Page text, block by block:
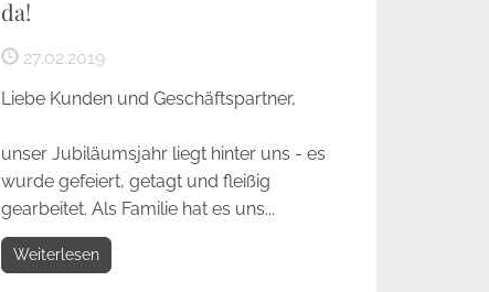
da!
27.02.2019
Liebe Kunden und Geschäftspartner,
unser Jubiläumsjahr liegt hinter uns - es
wurde gefeiert, getagt und fleißig
gearbeitet. Als Familie hat es uns...
Weiterlesen